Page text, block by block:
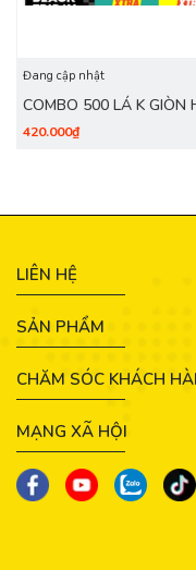
Đang cập nhật
COMBO 500 LÁ K GIÒN
CHỔI CƯỚC S7. KIẾN
420.000₫
LIÊN HỆ
SẢN PHẨM
CHĂM SÓC KHÁCH
MẠNG XÃ HỘI